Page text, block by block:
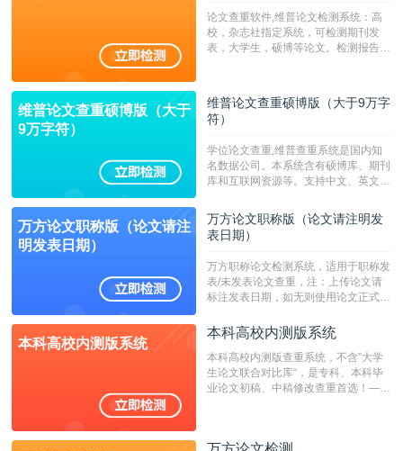
论文查重软件,维普论文检测系统：高
校，杂志社指定系统，可检测期刊发
表，大学生，硕博等论文。检测报告支
维普论文查重硕博版（大于
9万字符）
维普论文查重硕博版（大于9万字
符）
学位论文查重,维普查重系统是国内知
名数据公司。本系统含有硕博库、期刊
库和互联网资源等。支持中文、英文、
定院校！！！
万方论文职称版（论文请注
明发表日期）
万方论文职称版（论文请注明发
表日期）
万方职称论文检测系统，适用于职称发
表/未发表论文查重，注：上传论文请
标注发表日期，如无则使用论文正式发
成时间作为发表日期。
本科高校内测版系统
本科高校内测版系统
本科高校内测版查重系统，不含”大学
生论文联合对比库“，是专科、本科毕
业论文初稿、中稿修改查重首选！——